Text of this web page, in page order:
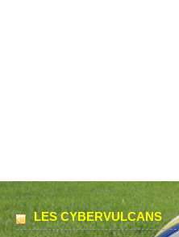
LES CYBERVULCANS